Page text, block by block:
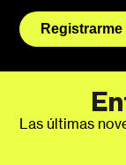
Registrarme
Las últimas